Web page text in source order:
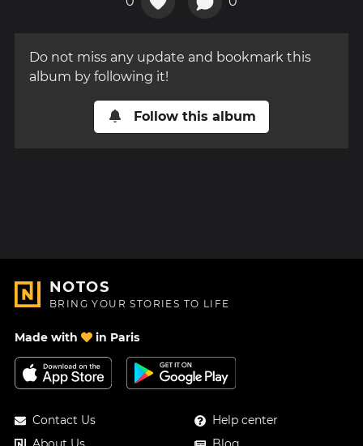
Do not miss any update and bookmark this
album by following it!
Follow this album
NOTOS
BRING YOUR STORIES TO LIFE
Made with in Paris
Contact Us
Help center